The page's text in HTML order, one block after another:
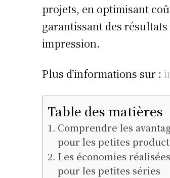
projets, en optimisant
garantissant des
impression.
Plus d’informations sur :
Table des matières
Comprendre les
pour les petites
Les économies
pour les petites séries